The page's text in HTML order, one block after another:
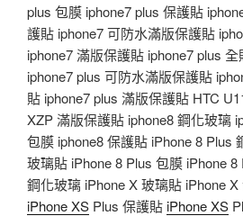
plus 包膜 iphone7 plus 保護貼
護貼 iphone7 可防水滿版保護貼
iphone7 滿版保護貼 iphone7 plus
iphone7 plus 可防水滿版保護貼
貼 iphone7 plus 滿版保護貼 HTC
XZP 滿版保護貼 iphone8 鋼化玻璃
包膜 iphone8 保護貼 iPhone 8 Plus
玻璃貼 iPhone 8 Plus 包膜 iPhone
鋼化玻璃 iPhone X 玻璃貼 iPhone
iPhone XS Plus 保護貼iPhone XS